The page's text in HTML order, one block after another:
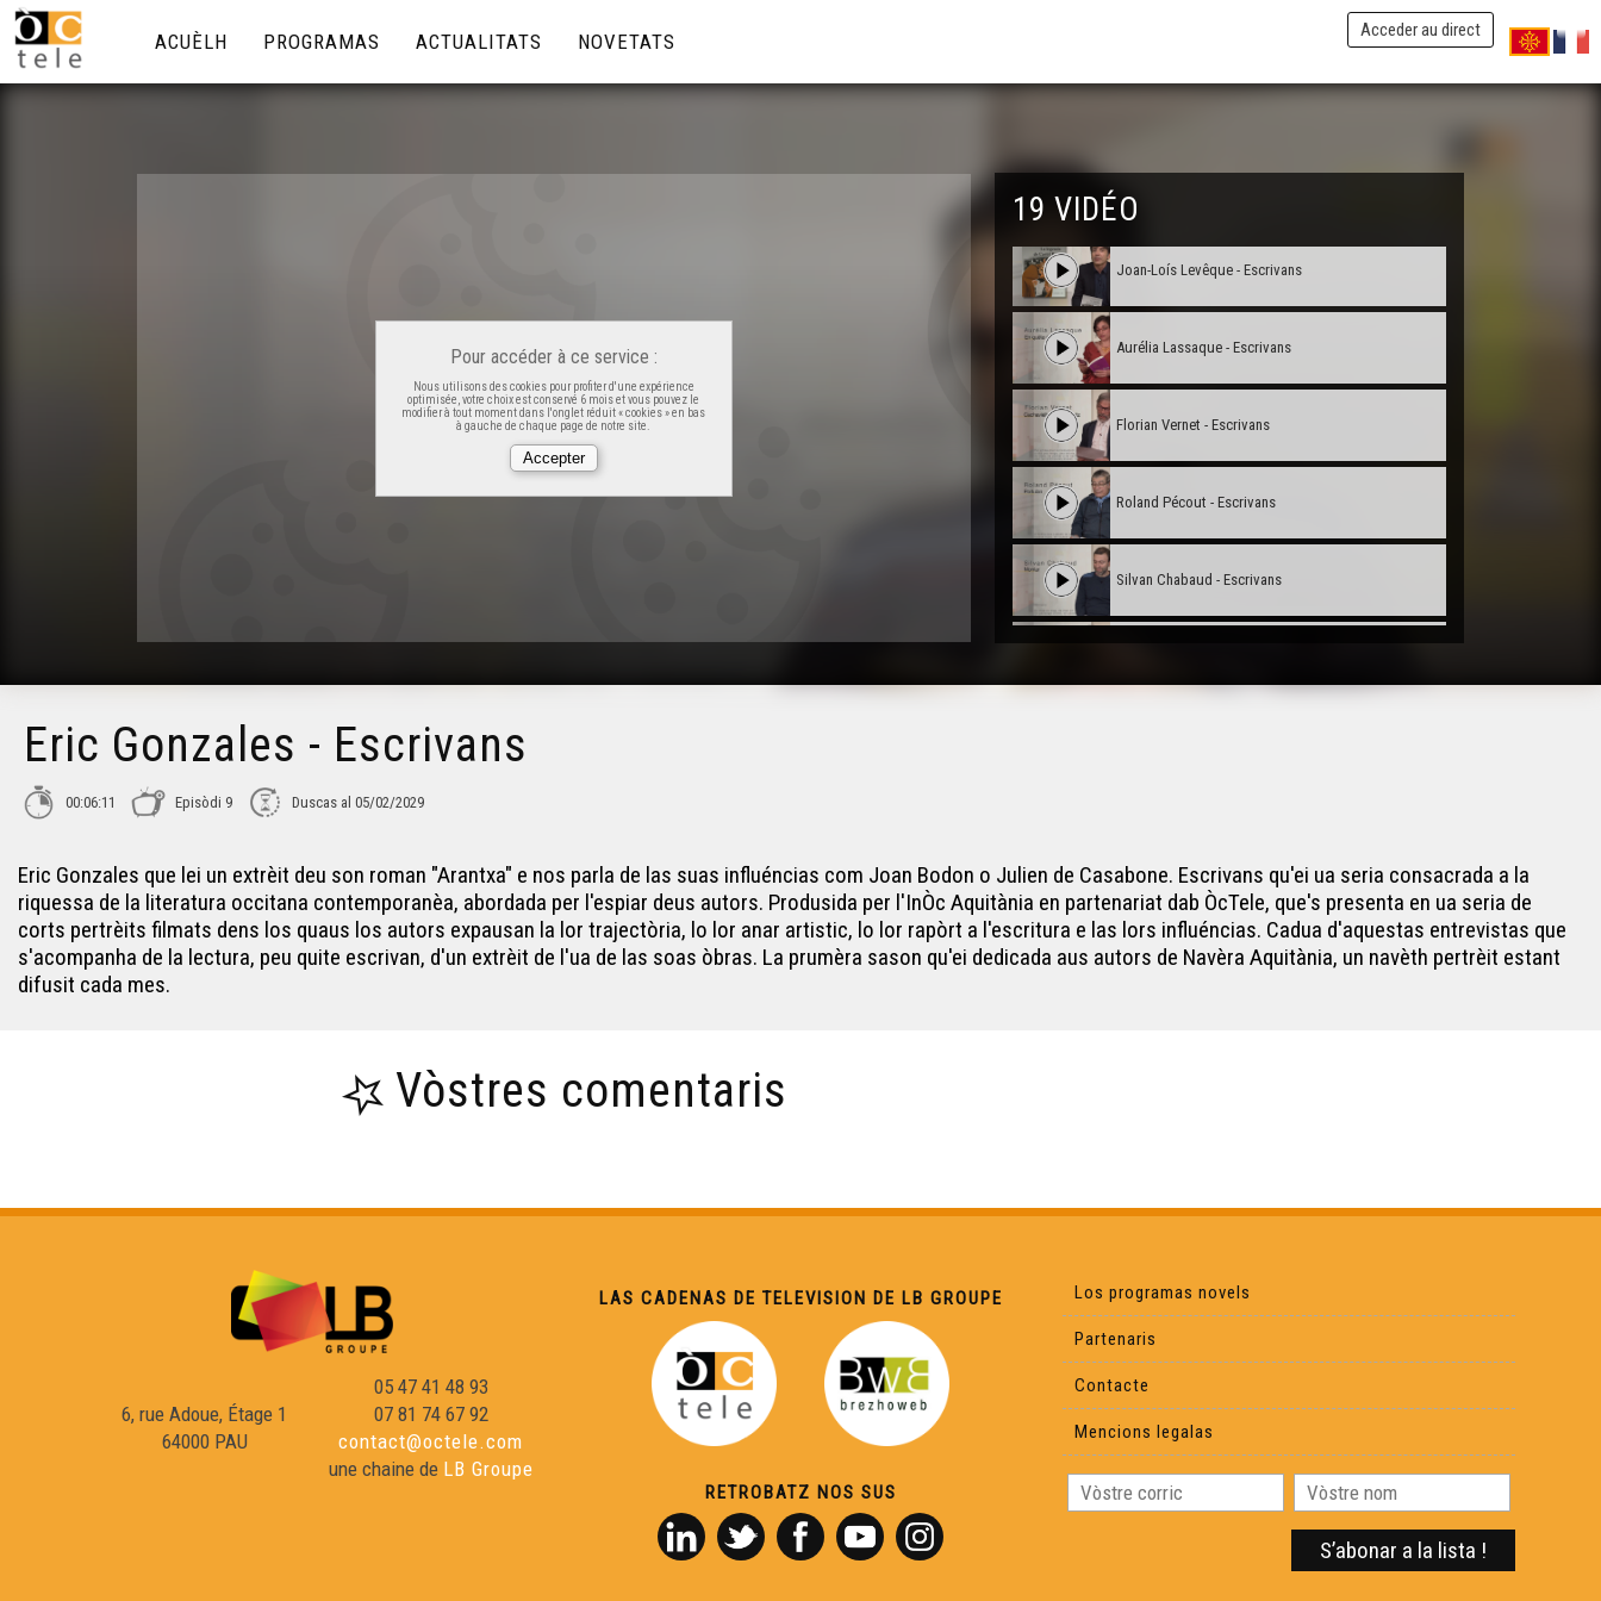
Acceder au direct
ACUÈLH PROGRAMAS ACTUALITATS NOVETATS
Pour accéder à ce service :
Nous utilisons des cookies pour profiter d'une expérience
optimisée, votre choix est conservé 6 mois et vous pouvez le
modifier à tout moment dans l'onglet réduit « cookies » en bas
à gauche de chaque page de notre site.
19 VIDÉOJoan-Lois Orazio - Escrivans
Joan-Loís Levêque - Escrivans
Aurélia Lassaque - Escrivans
Florian Vernet - Escrivans
Roland Pécout - Escrivans
Silvan Chabaud - Escrivans
Gilabèrt Nariòo - Escrivans
Eric Gonzales - Escrivans
00:06:11 Episòdi 9 Duscas al 05/02/2029
Eric Gonzales que lei un extrèit deu son roman "Arantxa" e nos parla de las suas influéncias com Joan Bodon o Julien de Casabone. Escrivans qu'ei ua seria consacrada a la
riquessa de la literatura occitana contemporanèa, abordada per l'espiar deus autors. Produsida per l'InÒc Aquitània en partenariat dab ÒcTele, que's presenta en ua seria de
corts pertrèits filmats dens los quaus los autors expausan la lor trajectòria, lo lor anar artistic, lo lor rapòrt a l'escritura e las lors influéncias. Cadua d'aquestas entrevistas que
s'acompanha de la lectura, peu quite escrivan, d'un extrèit de l'ua de las soas òbras. La prumèra sason qu'ei dedicada aus autors de Navèra Aquitània, un navèth pertrèit estant
difusit cada mes.
Vòstres comentaris
6, rue Adoue, Étage 1
64000 PAU
05 47 41 48 93
07 81 74 67 92
contact@octele.com
une chaine de LB Groupe
LAS CADENAS DE TELEVISION DE LB GROUPE
RETROBATZ NOS SUS
Los programas novels
Partenaris
Contacte
Mencions legalas